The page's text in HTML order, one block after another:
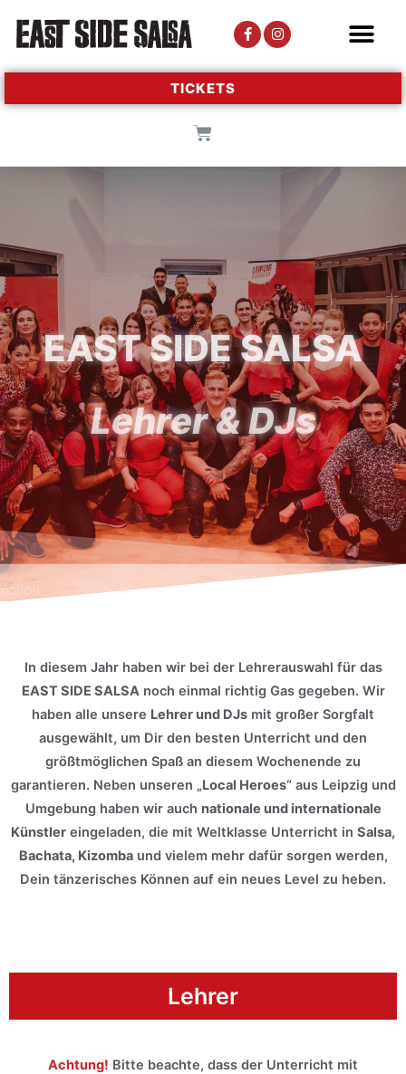
TICKETS
EAST SIDE SALSA​
Lehrer & DJs
In diesem Jahr haben wir bei der Lehrerauswahl für das
EAST SIDE SALSAnoch einmal richtig Gas gegeben. Wir
haben alle unsere Lehrer und DJs mit großer Sorgfalt
ausgewählt, um Dir den besten Unterricht und den
größtmöglichen Spaß an diesem Wochenende zu
garantieren. Neben unseren „Local Heroes“ aus Leipzig und
Umgebung haben wir auch nationale und internationale
Künstler eingeladen, die mit Weltklasse Unterricht in Salsa,
Bachata, Kizombaund vielem mehr dafür sorgen werden,
Dein tänzerisches Können auf ein neues Level zu heben.
Lehrer
Achtung! Bitte beachte, dass der Unterricht mit